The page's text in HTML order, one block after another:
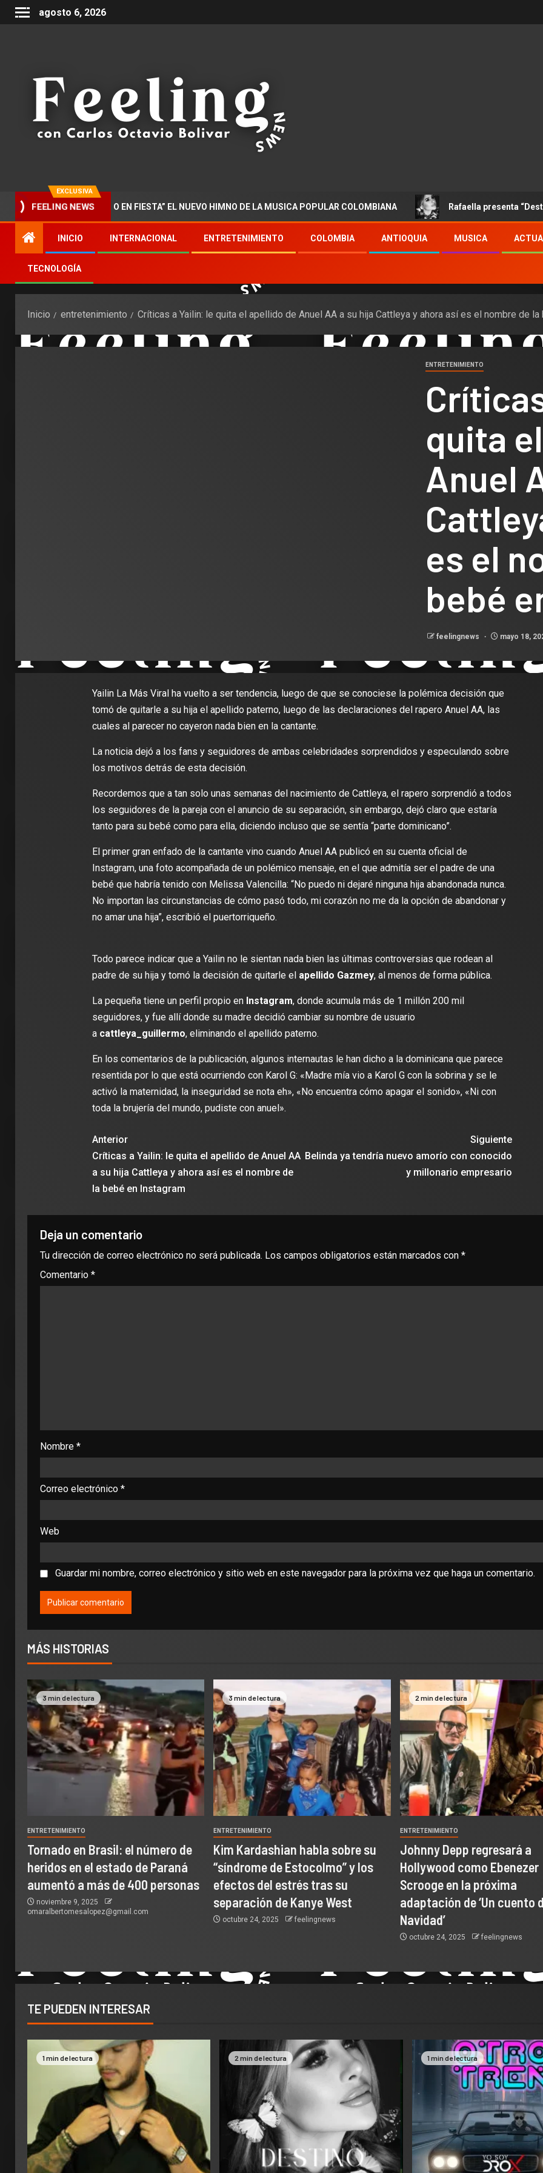
agosto 6, 2026
EXCLUSIVA
FEELING NEWS
“DOCTORADO EN FIESTA” EL NUEVO HIMNO DE LA MUSICA POPULAR COLOMBIANA Rafaella presenta “Destino”
INICIO INTERNACIONAL ENTRETENIMIENTO COLOMBIA ANTIOQUIA MUSICA
TECNOLOGÍA
Inicio entretenimiento Críticas a Yailin: le quita el apellido de Anuel AA a su hija Cattleya y ahora así es el nombre de
ENTRETENIMIENTO
quita
Anuel
es el
bebé
feelingnews mayo 18,
Yailin La Más Viral ha vuelto a ser tendencia, luego de que se conociese la polémica decisión que
tomó de quitarle a su hija el apellido paterno, luego de las declaraciones del rapero Anuel AA, las
cuales al parecer no cayeron nada bien en la cantante.
La noticia dejó a los fans y seguidores de ambas celebridades sorprendidos y especulando sobre
los motivos detrás de esta decisión.
Recordemos que a tan solo unas semanas del nacimiento de Cattleya, el rapero sorprendió a todos
los seguidores de la pareja con el anuncio de su separación, sin embargo, dejó claro que estaría
tanto para su bebé como para ella, diciendo incluso que se sentía “parte dominicano”.
El primer gran enfado de la cantante vino cuando Anuel AA publicó en su cuenta oficial de
Instagram, una foto acompañada de un polémico mensaje, en el que admitía ser el padre de una
bebé que habría tenido con Melissa Valencilla: “No puedo ni dejaré ninguna hija abandonada nunca.
No importan las circunstancias de cómo pasó todo, mi corazón no me da la opción de abandonar y
no amar una hija”, escribió el puertorriqueño.
Todo parece indicar que a Yailin no le sientan nada bien las últimas controversias que rodean al
padre de su hija y tomó la decisión de quitarle el apellido Gazmey, al menos de forma pública.
La pequeña tiene un perfil propio enInstagram, donde acumula más de 1 millón 200 mil
seguidores, y fue allí donde su madre decidió cambiar su nombre de usuario
a cattleya_guillermo, eliminando el apellido paterno.
En los comentarios de la publicación, algunos internautas le han dicho a la dominicana que parece
resentida por lo que está ocurriendo con Karol G: «Madre mía vio a Karol G con la sobrina y se le
activó la maternidad, la inseguridad se nota eh», «No encuentra cómo apagar el sonido», «Ni con
toda la brujería del mundo, pudiste con anuel».
Anterior
Críticas a Yailin: le quita el apellido de Anuel AA
a su hija Cattleya y ahora así es el nombre de
la bebé en Instagram
Siguiente
Belinda ya tendría nuevo amorío con conocido
y millonario empresario
Deja un comentario
Tu dirección de correo electrónico no será publicada. Los campos obligatorios están marcados con *
Comentario *
Nombre *
Correo electrónico *
Web
Guardar mi nombre, correo electrónico y sitio web en este navegador para la próxima vez que haga un comentario.
MÁS HISTORIAS
3 min de lectura
ENTRETENIMIENTO
Tornado en Brasil: el número de
heridos en el estado de Paraná
aumentó a más de 400 personas
noviembre 9, 2025
omaralbertomesalopez@gmail.com
3 min de lectura
ENTRETENIMIENTO
Kim Kardashian habla sobre su
“síndrome de Estocolmo” y los
efectos del estrés tras su
separación de Kanye West
octubre 24, 2025 feelingnews
2 min de lectura
ENTRETENIMIENTO
Johnny Depp regresará a
Hollywood como Ebenezer
Scrooge en la próxima
adaptación de ‘Un cuento
Navidad’
octubre 24, 2025 feelingnews
2 min de lectura
James Rodríguez se une al Club
León: ‘Vengo a aportar con calidad y
con la ilusión de jugar el Mundial de
2 min de lectura
DEPORTES
Travis Scott lanza camiseta de
edición limitada del FC Barcelona
DEPORTES
TE PUEDEN INTERESAR
1 min de lectura 2 min de lectura 1 min de lectura